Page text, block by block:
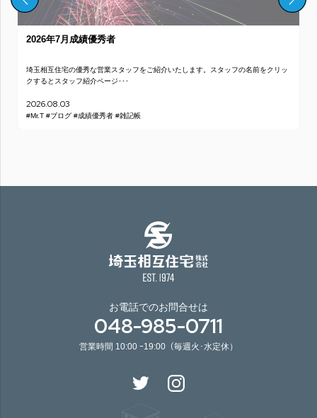
2026年7月成績優秀者
埼玉相互住宅の優秀な営業スタッフをご紹介いたします。スタッフの名前をクリッ
クするとスタッフ紹介ページ･･･
2026.08.03
#Mr.T #ブログ #成績優秀者 #雑記帳
お電話でのお問合せは
048-985-0711
営業時間 10:00 ｰ19:00（毎週火･水定休）